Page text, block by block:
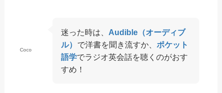
Coco
迷った時は、 Audible（オーディブ
ル）
で洋書を聞き流すか、 ポケット
語学でラジオ英会話を聴くのがおす
すめ！